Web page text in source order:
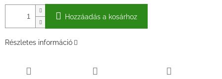
Hozzáadás a kosárhoz
Részletes információ